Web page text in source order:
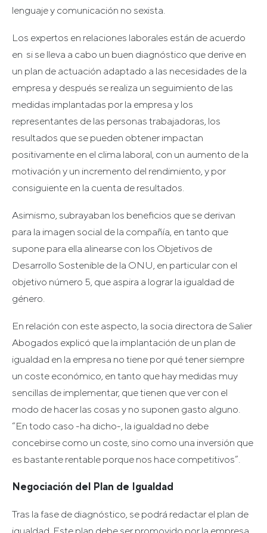
lenguaje y comunicación no sexista.
Los expertos en relaciones laborales están de acuerdo
en si se lleva a cabo un buen diagnóstico que derive en
un plan de actuación adaptado a las necesidades de la
empresa y después se realiza un seguimiento de las
medidas implantadas por la empresa y los
representantes de las personas trabajadoras, los
resultados que se pueden obtener impactan
positivamente en el clima laboral, con un aumento de la
motivación y un incremento del rendimiento, y por
consiguiente en la cuenta de resultados.
Asimismo, subrayaban los beneficios que se derivan
para la imagen social de la compañía, en tanto que
supone para ella alinearse con los Objetivos de
Desarrollo Sostenible de la ONU, en particular con el
objetivo número 5, que aspira a lograr la igualdad de
género.
En relación con este aspecto, la socia directora de Salier
Abogados explicó que la implantación de un plan de
igualdad en la empresa no tiene por qué tener siempre
un coste económico, en tanto que hay medidas muy
sencillas de implementar, que tienen que ver con el
modo de hacer las cosas y no suponen gasto alguno.
“En todo caso -ha dicho-, la igualdad no debe
concebirse como un coste, sino como una inversión que
es bastante rentable porque nos hace competitivos”.
Negociación del Plan de Igualdad
Tras la fase de diagnóstico, se podrá redactar el plan de
igualdad. Este plan debe ser promovido por la empresa